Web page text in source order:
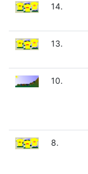
14.
13.
10.
8.